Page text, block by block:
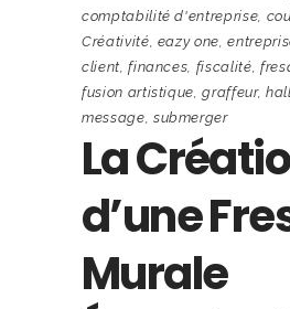
comptabilité d'entreprise,
Créativité, eazy one,
client,finances, fiscalité,
fusion artistique,graffeur,
message, submerger
La
d’une
Murale